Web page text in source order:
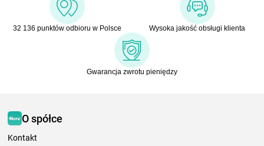
32 136 punktów odbioru w Polsce Wysoka jakość obsługi klienta
Gwarancja zwrotu pieniędzy
O spółce
Kontakt